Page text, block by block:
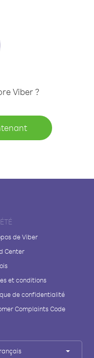
Viber ?
de Viber
Center
et conditions
de confidentialité
Complaints Code